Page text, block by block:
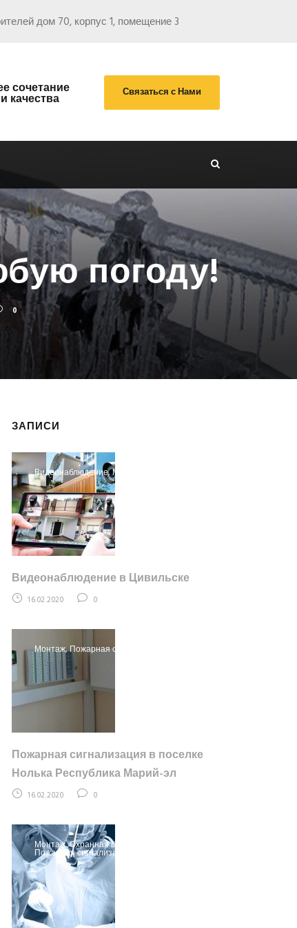
дом 70, корпус 1, помещение 3
сочетание
качества Связаться с Нами
погоду!
0
ЗАПИСИ
Видеонаблюдение,Монтаж
Видеонаблюдение в Цивильске
16.02.2020 0
Монтаж,Пожарная сигнализация
Пожарная сигнализация в поселке
Нолька Республика Марий-эл
16.02.2020 0
Монтаж,Охранная сигнализация
Пожарная сигнализация